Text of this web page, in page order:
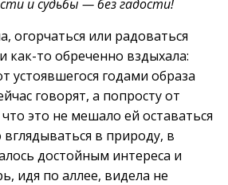
и судьбы — без гадости!
огорчаться или радоваться
как-то обреченно вздыхала:
устоявшегося годами образа
говорят, а попросту от
это не мешало ей оставаться
в природу, в
достойным интереса и
идя по аллее, видела не